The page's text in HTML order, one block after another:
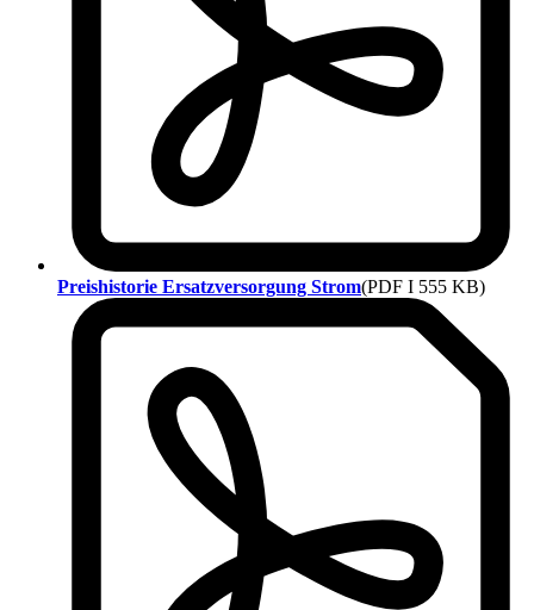
Preishistorie Ersatzversorgung Strom(PDF I 555 KB)